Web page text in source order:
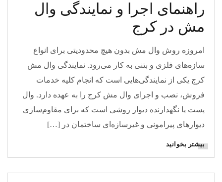
راهنمای اجرا و نمایندگی وال
مش در کرج
امروزه روش وال مش بدون هیچ محدودیتی برای انواع
سازه‌های فلزی و بتنی به کار می‌رود. نمایندگی وال مش
کرج یکی از نمایندگی‌هایی است که انجام کلیه خدمات
فروش، نصب و اجرای وال مش کرج را به عهده دارد. وال
پست یا نگهدارنده دیوار روشی است که برای مقاوم‌سازی
دیوار‌های پیرامونی و غیرسازه‌ای ساختمان در […]
بیشتر بخوانید
مقالات وال پست